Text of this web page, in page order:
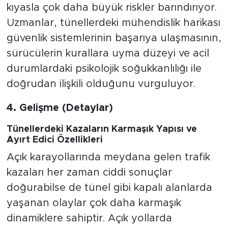
kıyasla çok daha büyük riskler barındırıyor.
Uzmanlar, tünellerdeki mühendislik harikası
güvenlik sistemlerinin başarıya ulaşmasının,
sürücülerin kurallara uyma düzeyi ve acil
durumlardaki psikolojik soğukkanlılığı ile
doğrudan ilişkili olduğunu vurguluyor.
4. Gelişme (Detaylar)
Tünellerdeki Kazaların Karmaşık Yapısı ve
Ayırt Edici Özellikleri
Açık karayollarında meydana gelen trafik
kazaları her zaman ciddi sonuçlar
doğurabilse de tünel gibi kapalı alanlarda
yaşanan olaylar çok daha karmaşık
dinamiklere sahiptir. Açık yollarda